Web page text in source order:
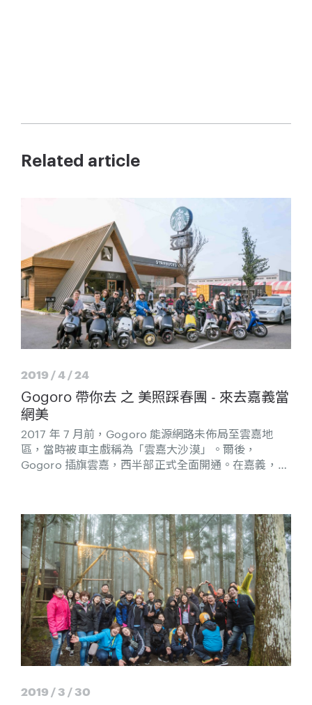
Related article
2019 / 4 / 24
Gogoro 帶你去 之 美照踩春團 - 來去嘉義當
網美
2017 年 7 月前，Gogoro 能源網路未佈局至雲嘉地
區，當時被車主戲稱為「雲嘉大沙漠」。爾後，
Gogoro 插旗雲嘉，西半部正式全面開通。在嘉義，
2019 / 3 / 30